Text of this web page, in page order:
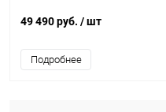
49 490 руб. / шт
Подробнее